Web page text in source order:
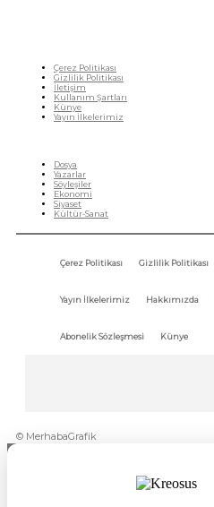
Çerez Politikası
Gizlilik Politikası
İletişim
Kullanım Şartları
Künye
Yayın İlkelerimiz
Dosya
Yazarlar
Söyleşiler
Ekonomi
Siyaset
Kültür-Sanat
Çerez Politikası Gizlilik Politikası
Yayın İlkelerimiz Hakkımızda
Abonelik Sözleşmesi Künye
© MerhabaGrafik